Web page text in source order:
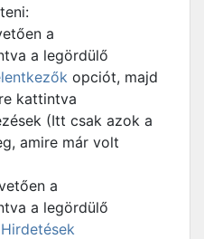
a
a legördülő
opciót, majd
kattintva
(Itt csak azok a
amire már volt
a
a legördülő
Hirdetések